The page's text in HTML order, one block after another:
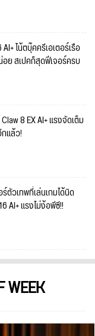
โน้ตบุ๊คครีเอเตอร์เรือ
ย สเปคก็สุดฟีเจอร์ครบ
8 EX AI+ แรงจัดเต็ม
แล้ว!
ตัวเทพที่เล่นเกมได้นิด
AI+ แรงไม่ง้อพีซี!!
WEEK